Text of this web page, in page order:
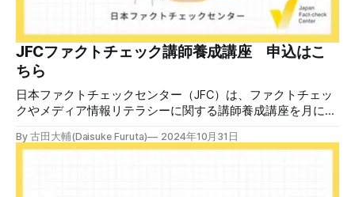
JFCファクトチェック講師養成講座 申込はこ
ちら
日本ファクトチェックセンター（JFC）は、ファクトチェッ
クやメディア情報リテラシーに関する講師養成講座を月に1
認定バッジと教室や職場などで利用可能な教材を提供しま
By 古田大輔(Daisuke Furuta) 2024年10月31日